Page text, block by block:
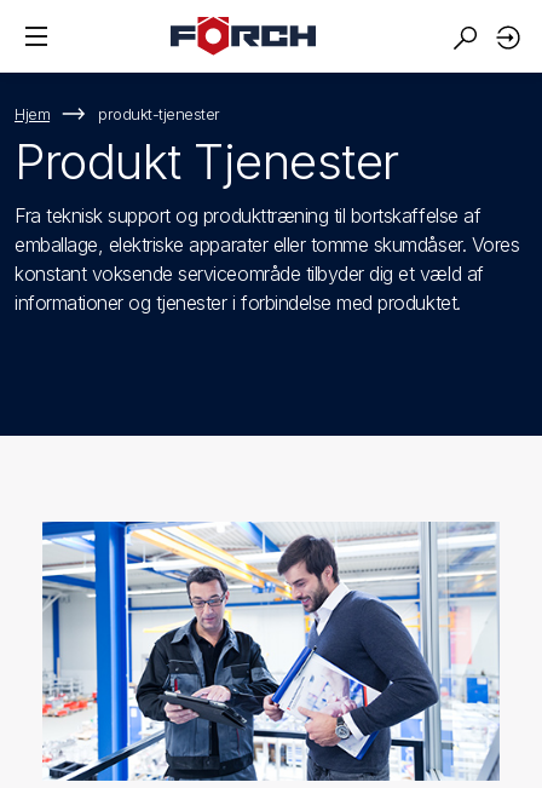
Hjem produkt-tjenester
Produkt Tjenester
Fra teknisk support og produkttræning til bortskaffelse af
emballage, elektriske apparater eller tomme skumdåser. Vores
konstant voksende serviceområde tilbyder dig et væld af
informationer og tjenester i forbindelse med produktet.